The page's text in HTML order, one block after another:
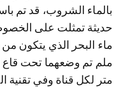
بالماء الشروب، قد تم
حديثة تمثلت على
متر لكل قناة وفي تقنية